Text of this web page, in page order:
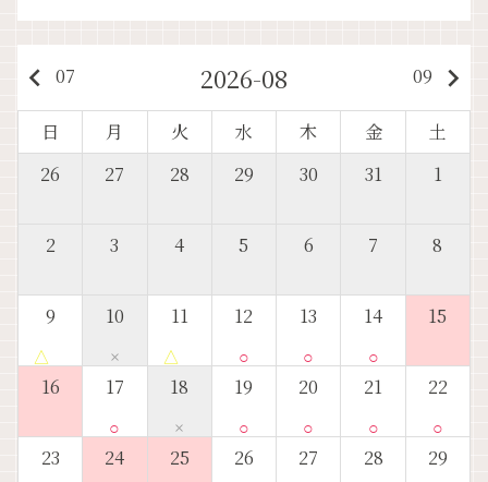
keyboard_arrow_left 07 2026-08 09 keyboard_arrow_right
日 月 火 水 木 金
土
26
27 28 29 30 31 1
2 3 4 5 6 7 8
9
△
10
×
11
△
12
○
13
○
14
○
15
16 17
○
18
×
19
○
20
○
21
○
22
○
23 24 25 26 27 28 29